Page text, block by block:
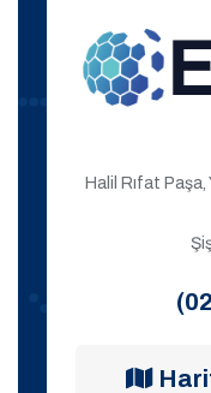
Halil Rıfat